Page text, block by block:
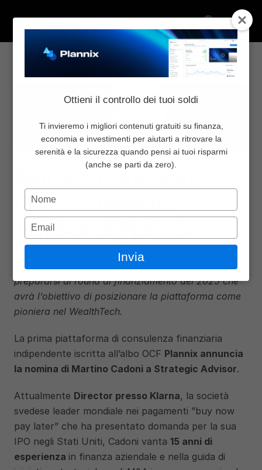
Ottieni il controllo dei tuoi soldi
Ti invieremo i migliori contenuti gratuiti su finanza,
economia e investimenti per aiutarti a ritrovare la
serenità e la sicurezza quando pensi ai tuoi risparmi
(anche se parti da zero).
Digita
il
nome
Digita
l'email
Invia
Select Language
Inizia da qui
Pricing
Contattaci
Accedi
Select Language
Torna al blog Condividi:
Martino Cadoni è il
nuovo Strategic
Advisor di Plannix
Già Director di Klarna, e con 15 anni di esperienza
nel mondo del Fintech, Cadoni aiuterà Plannix a
prepararsi al round di finanziamento del 2025 che
avrà l’obiettivo di posizionare la piattaforma come
pioniera nel WealthTech.
La prima piattaforma di consulenza finanziaria
indipendente iscritta all’albo OCF Plannix annuncia
la nomina di Martino Cadoni a Strategic Advisor.
Attualmente Director presso Klarna, la società
svedese leader mondiale nei pagamenti ”buy now
pay later” che ha presentato domanda per la sua
IPO negli Stati Uniti, Cadoni vanta 15 anni di
esperienza in finanza aziendale e nella guida di